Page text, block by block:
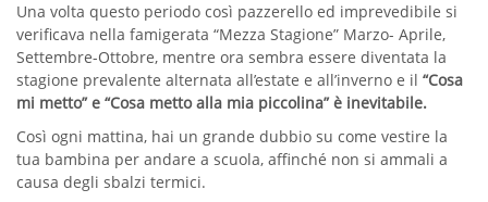
Una volta questo periodo così pazzerello ed imprevedibile si
verificava nella famigerata “Mezza Stagione” Marzo- Aprile,
Settembre-Ottobre, mentre ora sembra essere diventata la
stagione prevalente alternata all’estate e all’inverno e il “Cosa
mi metto” e “Cosa metto alla mia piccolina” è inevitabile.
Così ogni mattina, hai un grande dubbio su come vestire la
tua bambina per andare a scuola, affinché non si ammali a
causa degli sbalzi termici.